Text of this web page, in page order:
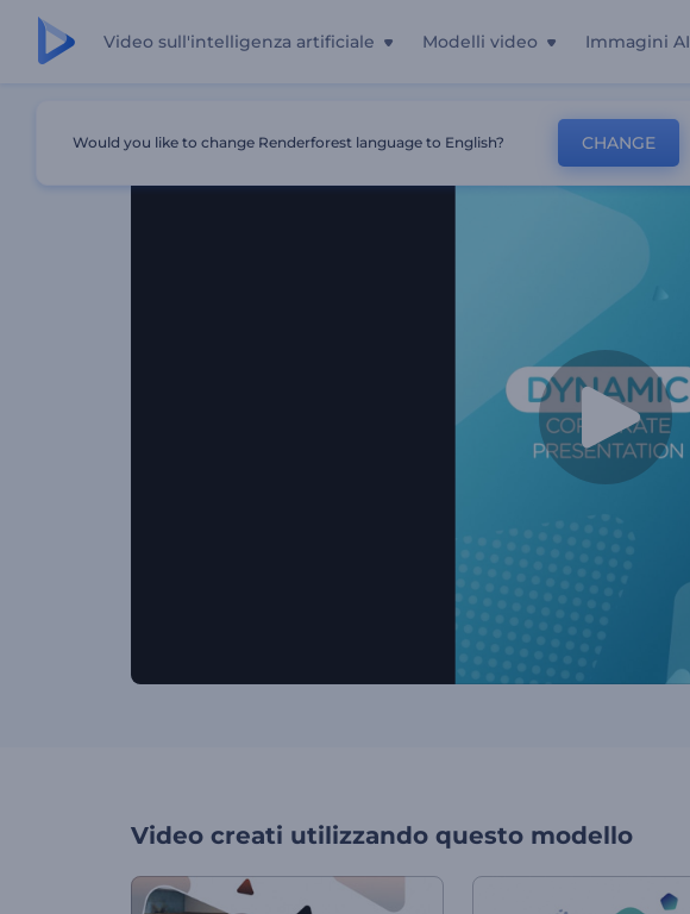
Video sull'intelligenza artificiale Modelli video Immagini AI
Video creati utilizzando questo modello
Would you like to change Renderforest language to English? CHANGE